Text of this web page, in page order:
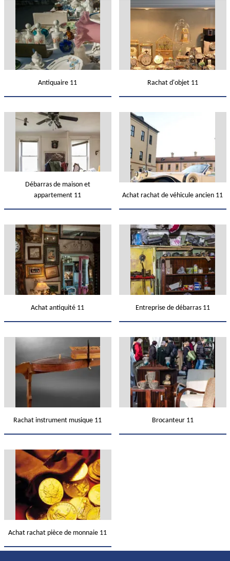
Antiquaire 11 Rachat d'objet 11
Débarras de maison et
appartement 11
Achat rachat de véhicule ancien 11
Achat antiquité 11 Entreprise de débarras 11
Rachat instrument musique 11 Brocanteur 11
Achat rachat pièce de monnaie 11